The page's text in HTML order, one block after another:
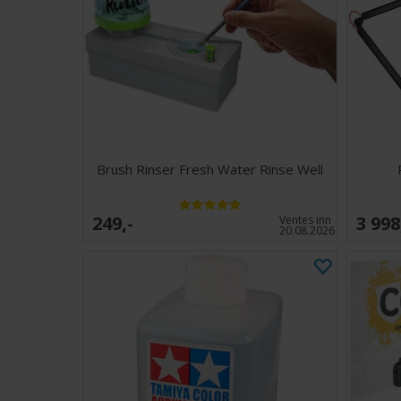
Brush Rinser Fresh Water Rinse Well
249,- Ventes inn
20.08.2026 3